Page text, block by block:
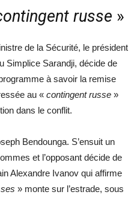
russe »
de la Sécurité, le président
Simplice Sarandji, décide de
à savoir la remise
au « contingent russe »
dans le conflit.
Bendounga. S’ensuit un
et l’opposant décide de
Alexandre Ivanov qui affirme
» monte sur l’estrade, sous